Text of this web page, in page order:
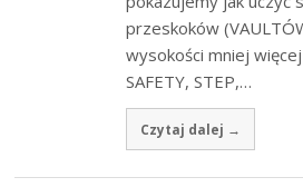
przeskoków
wysokości mniej
SAFETY, STEP,…
Czytaj dalej →